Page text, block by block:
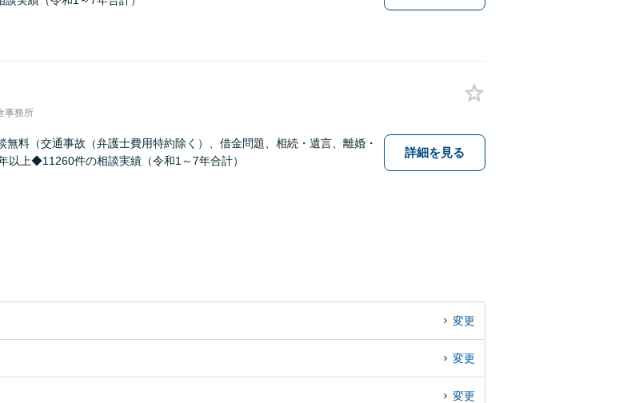
事務所
料（交通事故（弁護士費用特約除く）、借金問題、相続・遺言、離婚・
以上◆11260件の相談実績（令和1～7年合計）
詳細を見る
変更
変更
変更